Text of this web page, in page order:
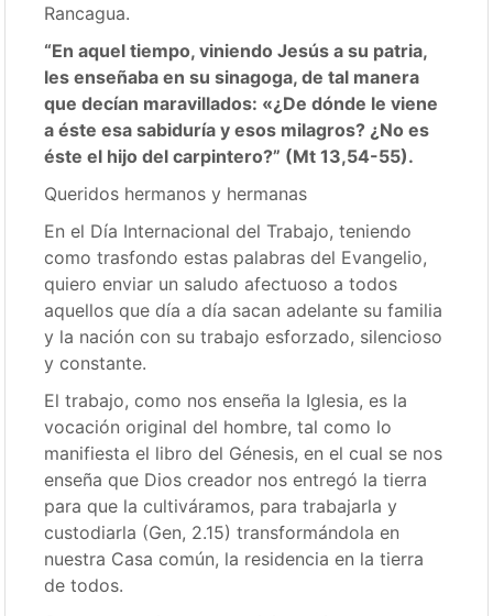
Rancagua.
“En aquel tiempo, viniendo Jesús a su patria,
les enseñaba en su sinagoga, de tal manera
que decían maravillados: «¿De dónde le viene
a éste esa sabiduría y esos milagros? ¿No es
éste el hijo del carpintero?” (Mt 13,54-55).
Queridos hermanos y hermanas
En el Día Internacional del Trabajo, teniendo
como trasfondo estas palabras del Evangelio,
quiero enviar un saludo afectuoso a todos
aquellos que día a día sacan adelante su familia
y la nación con su trabajo esforzado, silencioso
y constante.
El trabajo, como nos enseña la Iglesia, es la
vocación original del hombre, tal como lo
manifiesta el libro del Génesis, en el cual se nos
enseña que Dios creador nos entregó la tierra
para que la cultiváramos, para trabajarla y
custodiarla (Gen, 2.15) transformándola en
nuestra Casa común, la residencia en la tierra
de todos.